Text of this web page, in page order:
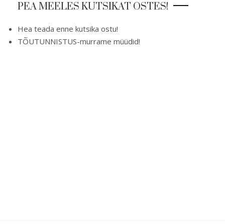
PEA MEELES KUTSIKAT OSTES!
Hea teada enne kutsika ostu!
TÕUTUNNISTUS-murrame müüdid!